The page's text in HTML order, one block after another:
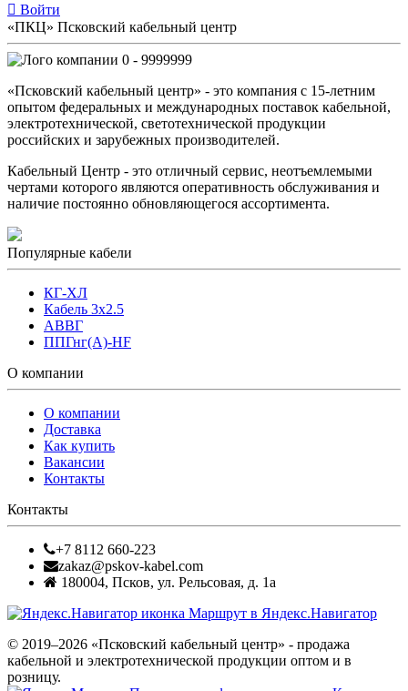
Войти
«ПКЦ» Псковский кабельный центр
0 - 9999999
«Псковский кабельный центр» - это компания с 15-летним
опытом федеральных и международных поставок кабельной,
электротехнической, светотехнической продукции
российских и зарубежных производителей.
Кабельный Центр - это отличный сервис, неотъемлемыми
чертами которого являются оперативность обслуживания и
наличие постоянно обновляющегося ассортимента.
Популярные кабели
КГ-ХЛ
Кабель 3x2.5
АВВГ
ППГнг(А)-HF
О компании
О компании
Доставка
Как купить
Вакансии
Контакты
Контакты
+7 8112 660-223
zakaz@pskov-kabel.com
180004, Псков, ул. Рельсовая, д. 1а
Маршрут в Яндекс.Навигатор
© 2019–2026 «Псковский кабельный центр» - продажа
кабельной и электротехнической продукции оптом и в
розницу.